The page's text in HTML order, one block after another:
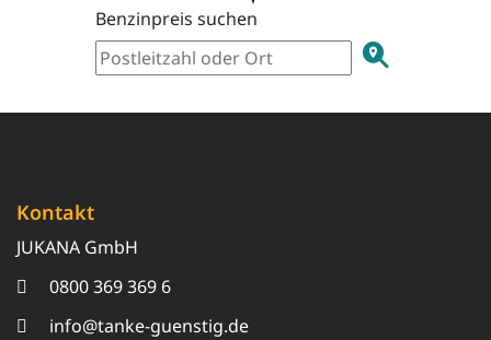
Benzinpreis suchen
Kontakt
JUKANA GmbH
0800 369 369 6
info@tanke-guenstig.de